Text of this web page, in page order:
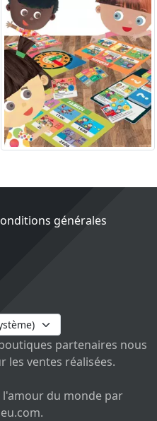
générales
partenaires nous
les ventes réalisées.
du monde par